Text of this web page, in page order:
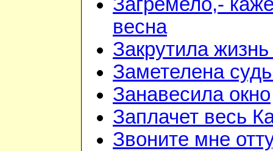
Загремело,-
весна
Закрутила жизнь
Заметелена
Занавесила окно
Заплачет весь
Звоните мне